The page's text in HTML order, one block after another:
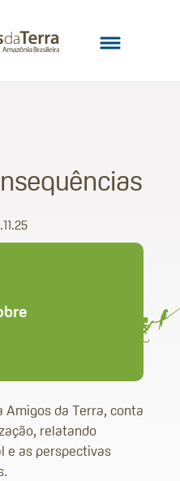
da Terra, conta
relatando
e as perspectivas